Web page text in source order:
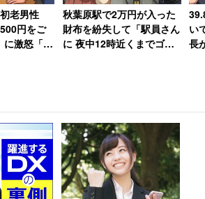
「転職してほしい」の内訳を年収別
、「300万円以上400万円未満」（
いる。
と回答した人を業種別に見ると「娯
「飲食店、宿泊業」（14.8％）、
老男性
円をご
に激怒「確
秋葉原駅で2万円が入った
財布を紛失して「駅員さん
に 夜中12時近くまでゴミ
い
長